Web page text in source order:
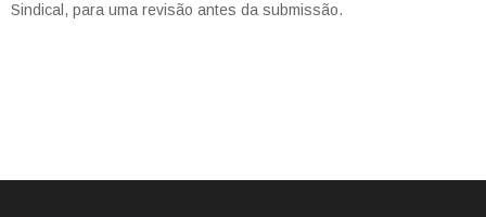
Sindical, para uma revisão antes da submissão.